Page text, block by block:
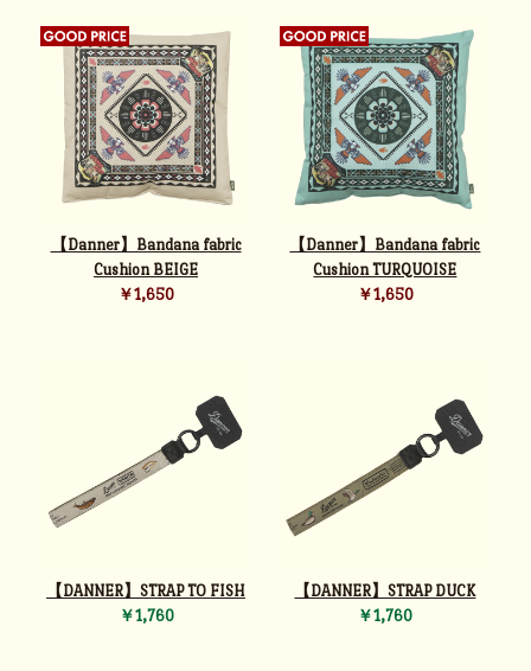
【Danner】Bandana fabric
Cushion BEIGE
￥1,650
【Danner】Bandana fabric
Cushion TURQUOISE
￥1,650
【DANNER】STRAP TO FISH
￥1,760
【DANNER】STRAP DUCK
￥1,760